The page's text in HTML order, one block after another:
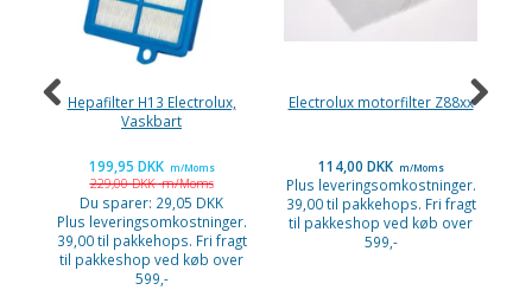
Hepafilter H13 Electrolux,
Vaskbart
199,95 DKK m/Moms
229,00 DKKm/Moms
Du sparer: 29,05 DKK
Plus leveringsomkostninger.
39,00 til pakkehops. Fri fragt
til pakkeshop ved køb over
599,-
Electrolux motorfilter Z88xx
114,00 DKK m/Moms
Plus leveringsomkostninger.
39,00 til pakkehops. Fri fragt
til pakkeshop ved køb over
599,-